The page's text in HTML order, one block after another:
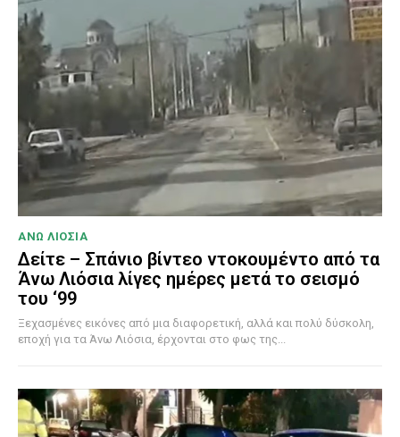
ΑΝΩ ΛΙΟΣΙΑ
Δείτε – Σπάνιο βίντεο ντοκουμέντο από τα
Άνω Λιόσια λίγες ημέρες μετά το σεισμό
του ‘99
Ξεχασμένες εικόνες από μια διαφορετική, αλλά και πολύ δύσκολη,
εποχή για τα Άνω Λιόσια, έρχονται στο φως της...